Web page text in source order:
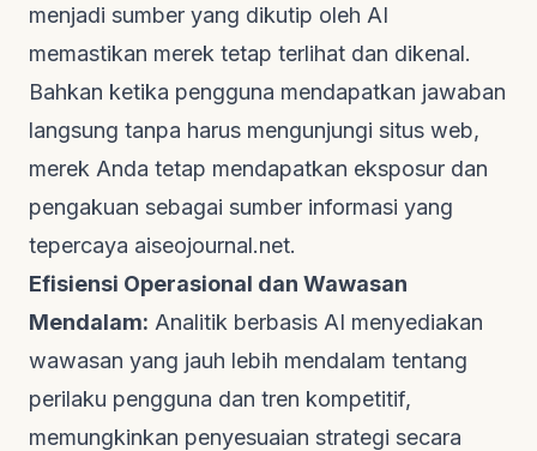
menjadi sumber yang dikutip oleh AI
memastikan merek tetap terlihat dan dikenal.
Bahkan ketika pengguna mendapatkan jawaban
langsung tanpa harus mengunjungi situs web,
merek Anda tetap mendapatkan eksposur dan
pengakuan sebagai sumber informasi yang
tepercaya aiseojournal.net.
Efisiensi Operasional dan Wawasan
Mendalam: Analitik berbasis AI menyediakan
wawasan yang jauh lebih mendalam tentang
perilaku pengguna dan tren kompetitif,
memungkinkan penyesuaian strategi secara